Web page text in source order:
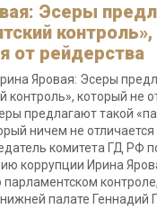
Эсеры
от рейдерства
Яровая: Эсеры
контроль», который не
предлагают такой
ничем не
комитета ГД РФ
коррупции Ирина
парламентском
палате Геннадий